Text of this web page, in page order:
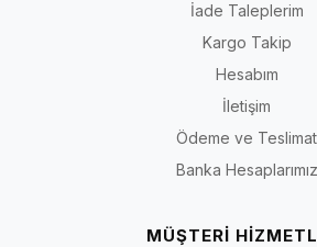
İade Taleplerim
Kargo Takip
Hesabım
İletişim
Ödeme ve Teslimat
Banka Hesaplarımız
MÜŞTERİ